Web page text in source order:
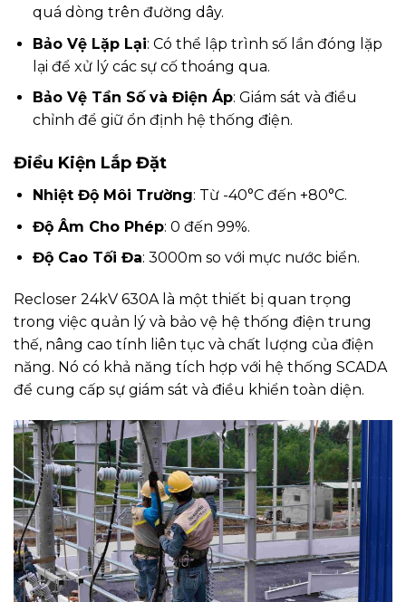
quá dòng trên đường dây.
Bảo Vệ Lặp Lại: Có thể lập trình số lần đóng lặp
lại để xử lý các sự cố thoáng qua.
Bảo Vệ Tần Số và Điện Áp: Giám sát và điều
chỉnh để giữ ổn định hệ thống điện.
Điều Kiện Lắp Đặt
Nhiệt Độ Môi Trường: Từ -40°C đến +80°C.
Độ Âm Cho Phép: 0 đến 99%.
Độ Cao Tối Đa: 3000m so với mực nước biển.
Recloser 24kV 630A là một thiết bị quan trọng
trong việc quản lý và bảo vệ hệ thống điện trung
thế, nâng cao tính liên tục và chất lượng của điện
năng. Nó có khả năng tích hợp với hệ thống SCADA
để cung cấp sự giám sát và điều khiển toàn diện.